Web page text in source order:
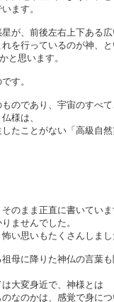
ます。
が、前後左右上下ある
を行っているのが神、
と思います。
す。
のであり、宇宙のすべ
様は、
たことがない「高級自
のまま正直に書いてい
ませんでした。
い思いもたくさんしま
母に降りた神仏の言葉
大変身近で、神様とは
なのかは、感覚で身に